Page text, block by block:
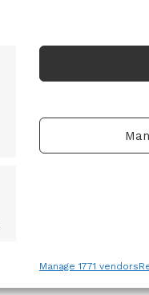
Manage 1771 vendors